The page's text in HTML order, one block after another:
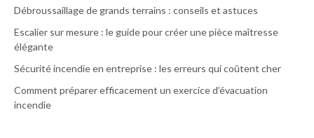
Débroussaillage de grands terrains : conseils et astuces
Escalier sur mesure : le guide pour créer une pièce maîtresse
élégante
Sécurité incendie en entreprise : les erreurs qui coûtent cher
Comment préparer efficacement un exercice d’évacuation
incendie